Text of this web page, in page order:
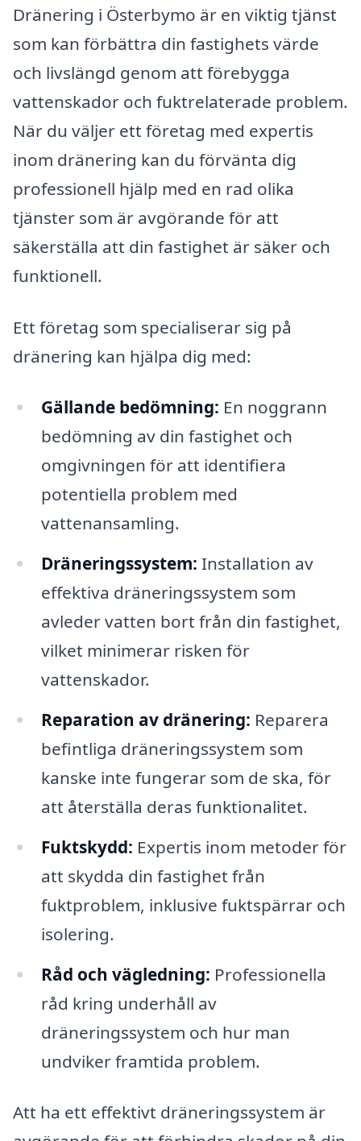
Dränering i Österbymo är en viktig tjänst
som kan förbättra din fastighets värde
och livslängd genom att förebygga
vattenskador och fuktrelaterade problem.
När du väljer ett företag med expertis
inom dränering kan du förvänta dig
professionell hjälp med en rad olika
tjänster som är avgörande för att
säkerställa att din fastighet är säker och
funktionell.
Ett företag som specialiserar sig på
dränering kan hjälpa dig med:
Gällande bedömning: En noggrann
bedömning av din fastighet och
omgivningen för att identifiera
potentiella problem med
vattenansamling.
Dräneringssystem: Installation av
effektiva dräneringssystem som
avleder vatten bort från din fastighet,
vilket minimerar risken för
vattenskador.
Reparation av dränering: Reparera
befintliga dräneringssystem som
kanske inte fungerar som de ska, för
att återställa deras funktionalitet.
Fuktskydd: Expertis inom metoder för
att skydda din fastighet från
fuktproblem, inklusive fuktspärrar och
isolering.
Råd och vägledning: Professionella
råd kring underhåll av
dräneringssystem och hur man
undviker framtida problem.
Att ha ett effektivt dräneringssystem är